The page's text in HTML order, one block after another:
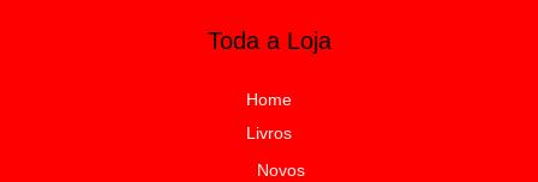
Toda a Loja
Home
Livros
Novos